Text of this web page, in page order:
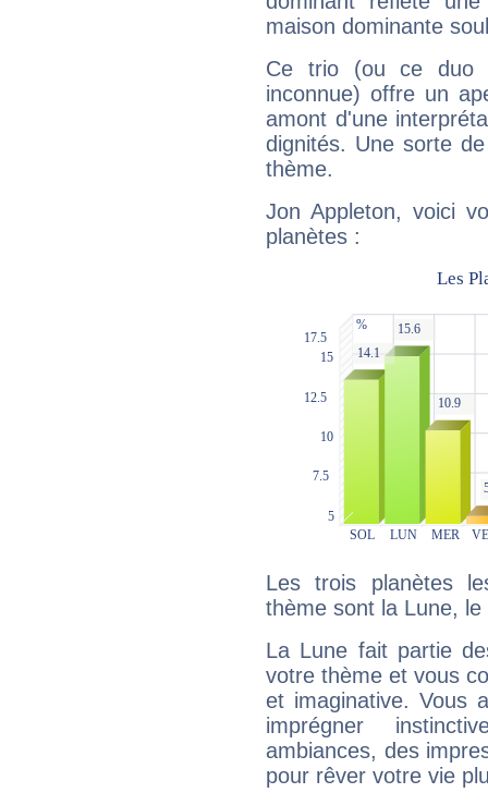
maison dominante
Ce trio (ou ce duo
inconnue) offre un
amont d'une
dignités. Une sorte
thème.
Jon Appleton, voici
planètes :
Les trois planètes
thème sont la Lune,
La Lune fait partie
votre thème et vous
et imaginative. Vous
imprégner
ambiances, des
pour rêver votre vie